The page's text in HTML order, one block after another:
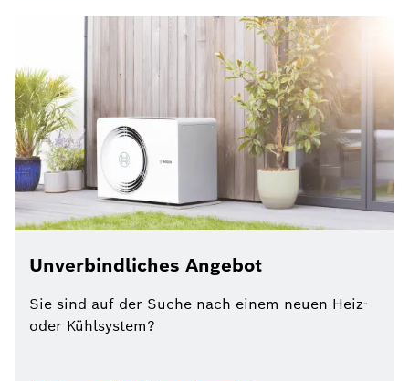
Unverbindliches Angebot
Sie sind auf der Suche nach einem neuen Heiz-
oder Kühlsystem?